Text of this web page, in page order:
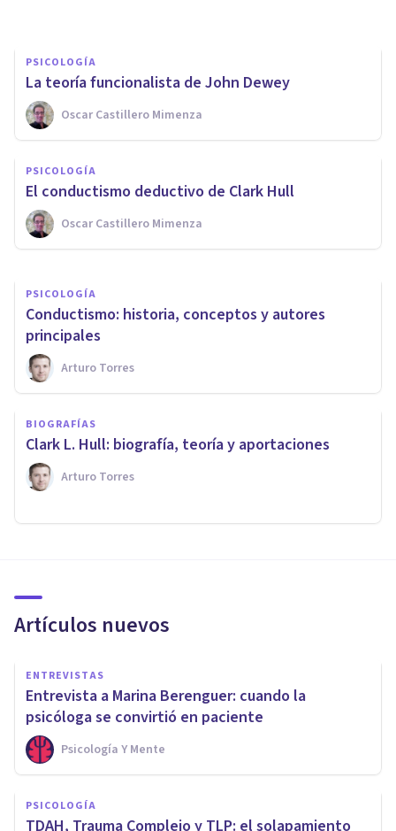
PSICOLOGÍA
La teoría funcionalista de John Dewey
Oscar Castillero Mimenza
PSICOLOGÍA
El conductismo deductivo de Clark Hull
Oscar Castillero Mimenza
BIOGRAFÍAS
​B. F. Skinner: vida y obra de un
conductista radical
Adrián Triglia
PSICOLOGÍA
Conductismo: historia, conceptos y autores
principales
Arturo Torres
BIOGRAFÍAS
Clark L. Hull: biografía, teoría y aportaciones
Arturo Torres
Artículos nuevos
ENTREVISTAS
Entrevista a Marina Berenguer: cuando la
psicóloga se convirtió en paciente
Psicología Y Mente
PSICOLOGÍA
TDAH, Trauma Complejo y TLP: el solapamiento